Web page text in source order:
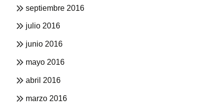
septiembre 2016
julio 2016
junio 2016
mayo 2016
abril 2016
marzo 2016